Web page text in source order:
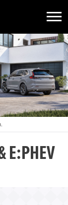
E:PHEV